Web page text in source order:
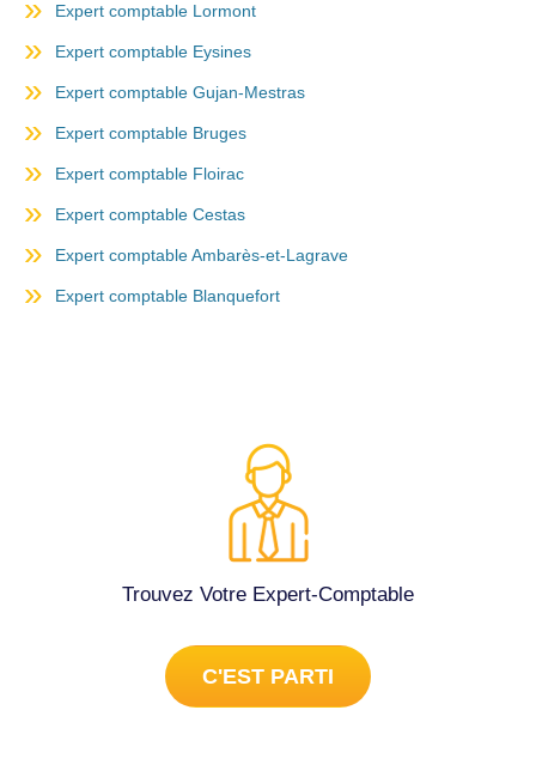
Expert comptable Lormont
Expert comptable Eysines
Expert comptable Gujan-Mestras
Expert comptable Bruges
Expert comptable Floirac
Expert comptable Cestas
Expert comptable Ambarès-et-Lagrave
Expert comptable Blanquefort
Trouvez Votre Expert-Comptable
C'EST PARTI